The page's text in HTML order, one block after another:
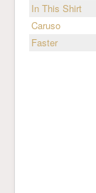
In This Shirt
Caruso
Faster